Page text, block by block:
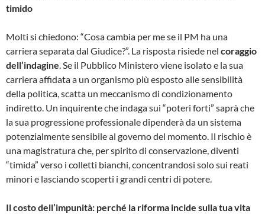
timido
Molti si chiedono: “Cosa cambia per me se il PM ha una
carriera separata dal Giudice?”. La risposta risiede nel coraggio
dell’indagine . Se il Pubblico Ministero viene isolato e la sua
carriera affidata a un organismo più esposto alle sensibilità
della politica, scatta un meccanismo di condizionamento
indiretto. Un inquirente che indaga sui “poteri forti” saprà che
la sua progressione professionale dipenderà da un sistema
potenzialmente sensibile al governo del momento. Il rischio è
una magistratura che, per spirito di conservazione, diventi
“timida” verso i colletti bianchi, concentrandosi solo sui reati
minori e lasciando scoperti i grandi centri di potere.
Il costo dell’impunità: perché la riforma incide sulla tua vita